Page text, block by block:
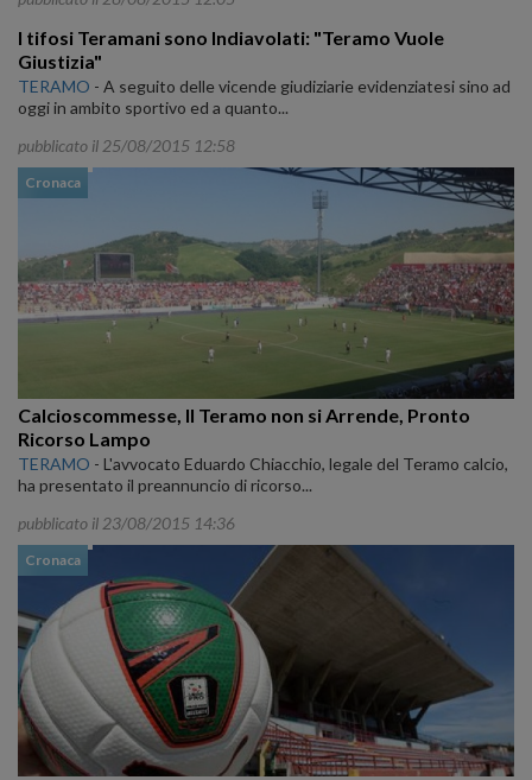
I tifosi Teramani sono Indiavolati: "Teramo Vuole
Giustizia"
TERAMO - A seguito delle vicende giudiziarie evidenziatesi sino ad
oggi in ambito sportivo ed a quanto...
pubblicato il 25/08/2015 12:58
Cronaca
Calcioscommesse, Il Teramo non si Arrende, Pronto
Ricorso Lampo
TERAMO - L'avvocato Eduardo Chiacchio, legale del Teramo calcio,
ha presentato il preannuncio di ricorso...
pubblicato il 23/08/2015 14:36
Cronaca